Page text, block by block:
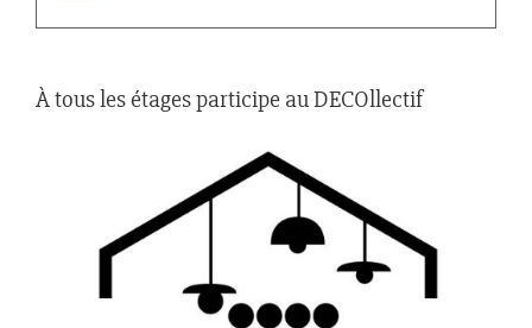
À tous les étages participe au DECOllectif